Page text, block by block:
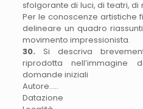
sfolgorante di luci, di teatri,
Per le conoscenze artistiche
delineare un quadro
movimento impressionista.
30. Si descriva
riprodotta
domande iniziali
Autore…..
Datazione